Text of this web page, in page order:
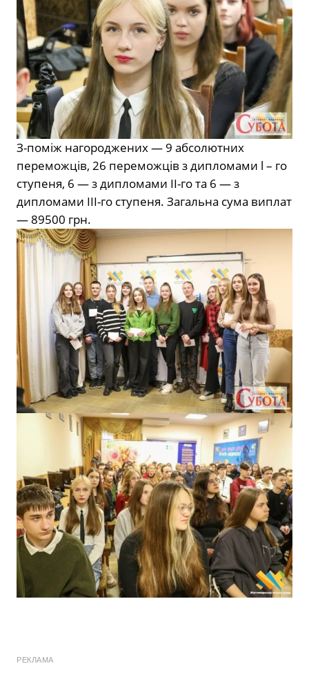
З-поміж нагороджених — 9 абсолютних
переможців, 26 переможців з дипломами l – го
ступеня, 6 — з дипломами II-го та 6 — з
дипломами III-го ступеня. Загальна сума виплат
— 89500 грн.
РЕКЛАМА